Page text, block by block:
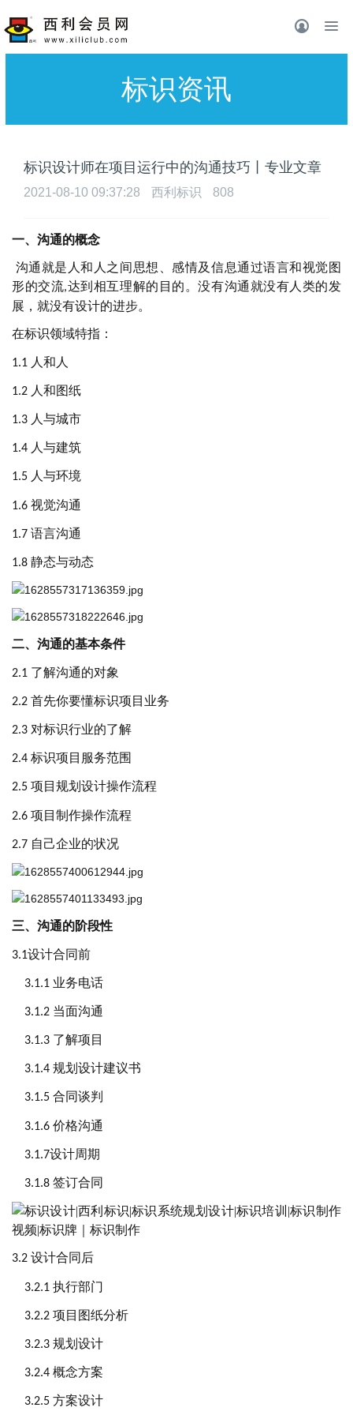
标识资讯
标识设计师在项目运行中的沟通技巧丨专业文章
2021-08-10 09:37:28 西利标识 808
一、 沟通的概念
沟通就是人和人之间思想、感情及信息通过语言和视觉图
形的交流,达到相互理解的目的。没有沟通就没有人类的发
展，就没有设计的进步。
在标识领域特指：
1.1 人和人
1.2 人和图纸
1.3 人与城市
1.4 人与建筑
1.5 人与环境
1.6 视觉沟通
1.7 语言沟通
1.8 静态与动态
二、沟通的基本条件
2.1 了解沟通的对象
2.2 首先你要懂标识项目业务
2.3 对标识行业的了解
2.4 标识项目服务范围
2.5 项目规划设计操作流程
2.6 项目制作操作流程
2.7 自己企业的状况
三、沟通的阶段性
3.1设计合同前
3.1.1 业务电话
3.1.2 当面沟通
3.1.3 了解项目
3.1.4 规划设计建议书
3.1.5 合同谈判
3.1.6 价格沟通
3.1.7设计周期
3.1.8 签订合同
3.2 设计合同后
3.2.1 执行部门
3.2.2 项目图纸分析
3.2.3 规划设计
3.2.4 概念方案
3.2.5 方案设计